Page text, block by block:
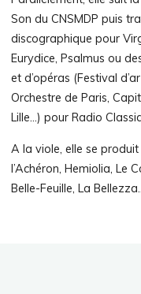
Son du CNSMDP puis
discographique pour
Eurydice, Psalmus ou
et d’opéras (Festival
Orchestre de Paris,
Lille…) pour Radio
A la viole, elle se
l’Achéron, Hemiolia, Le
Belle-Feuille, La